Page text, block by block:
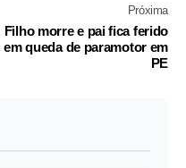
Próxima
Filho morre e pai fica ferido
em queda de paramotor em
PE